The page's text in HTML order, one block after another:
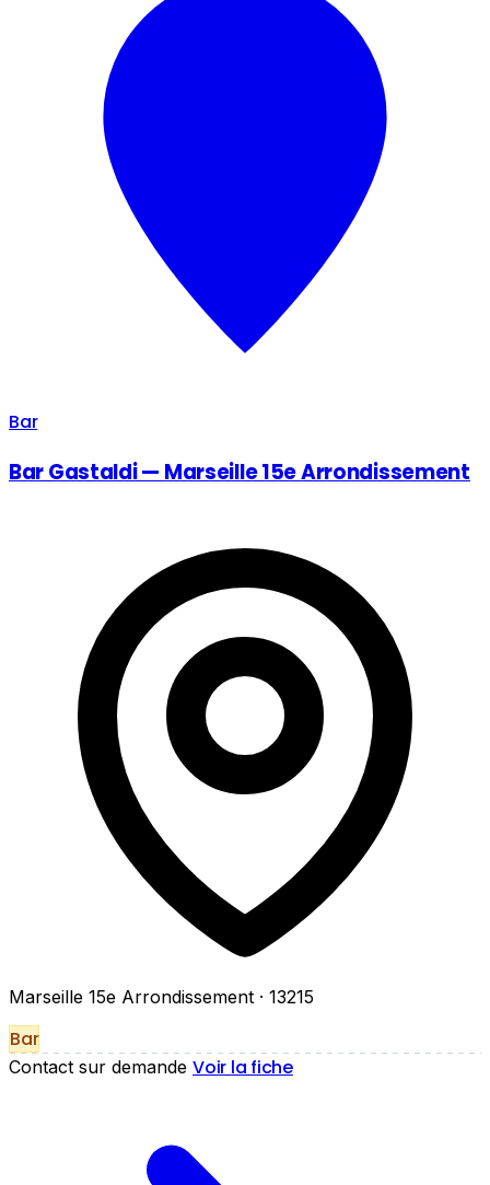
Bar
Bar Gastaldi — Marseille 15e Arrondissement
Marseille 15e Arrondissement · 13215
Bar
Contact sur demande Voir la fiche